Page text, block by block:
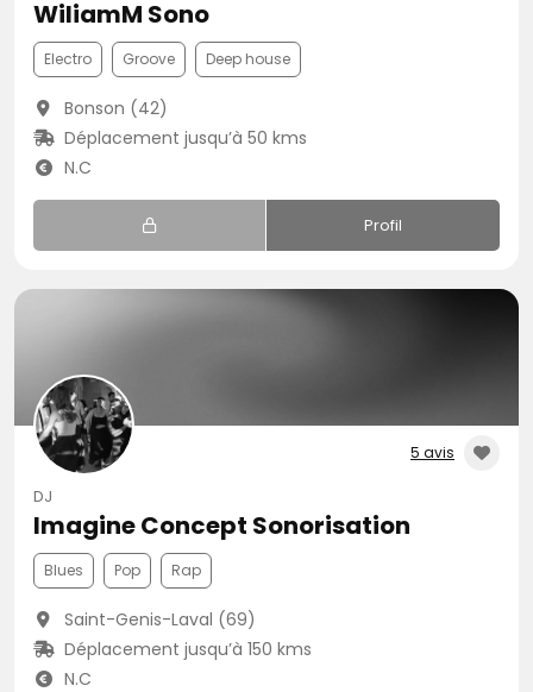
WiliamM Sono
Electro Groove Deep house
Bonson (42)
Déplacement jusqu’à 50 kms
N.C
Profil
5 avis
DJ
Imagine Concept Sonorisation
Blues Pop Rap
Saint-Genis-Laval (69)
Déplacement jusqu’à 150 kms
N.C